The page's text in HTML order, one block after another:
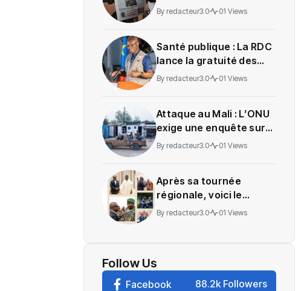
provoque une
By redacteur3.0 01 Views
Santé publique : La RDC
lance la gratuité des
soins en Ituri
By redacteur3.0 01 Views
Attaque au Mali : L’ONU
exige une enquête sur
des soldats tués
By redacteur3.0 01 Views
Après sa tournée
régionale, voici le
message de Wadagni
By redacteur3.0 01 Views
Follow Us
Facebook 88.2k Followers